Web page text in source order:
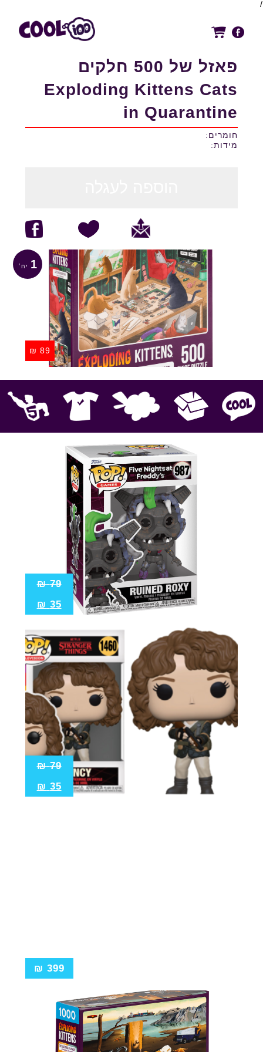
/
פאזל של 500 חלקים
Exploding Kittens Cats
in Quarantine
חומרים:
מידות:
1
89
₪
אספנות בובות פרווה חולצות
Pop! מבצע
79
₪
35
₪
79
₪
35
₪
399
₪